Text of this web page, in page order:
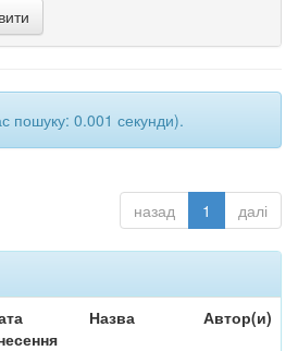
пошуку: 0.001 секунди).
назад 1 далі
Назва Автор(и)